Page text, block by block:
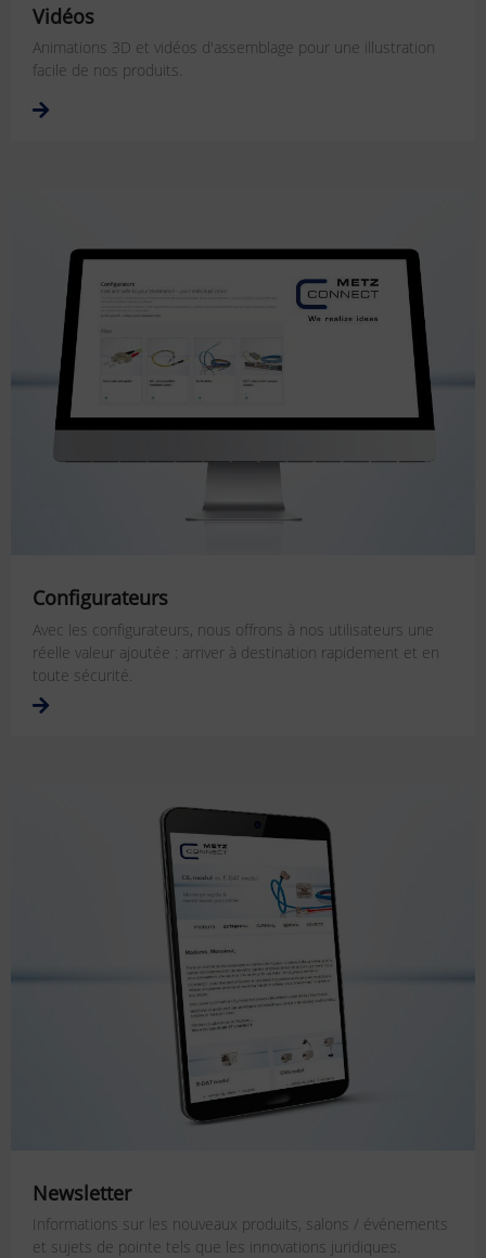
Vidéos
Animations 3D et vidéos d'assemblage pour une illustration
facile de nos produits.
Configurateurs
Avec les configurateurs, nous offrons à nos utilisateurs une
réelle valeur ajoutée : arriver à destination rapidement et en
toute sécurité.
Newsletter
Informations sur les nouveaux produits, salons / événements
et sujets de pointe tels que les innovations juridiques.